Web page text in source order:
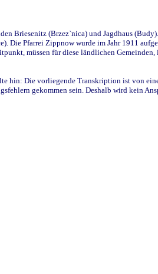
Briesenitz (Brzez`nica) und Jagdhaus
Die Pfarrei Zippnow wurde im Jahr 1911
müssen für diese ländlichen
hin: Die vorliegende Transkription ist von
gekommen sein. Deshalb wird kein